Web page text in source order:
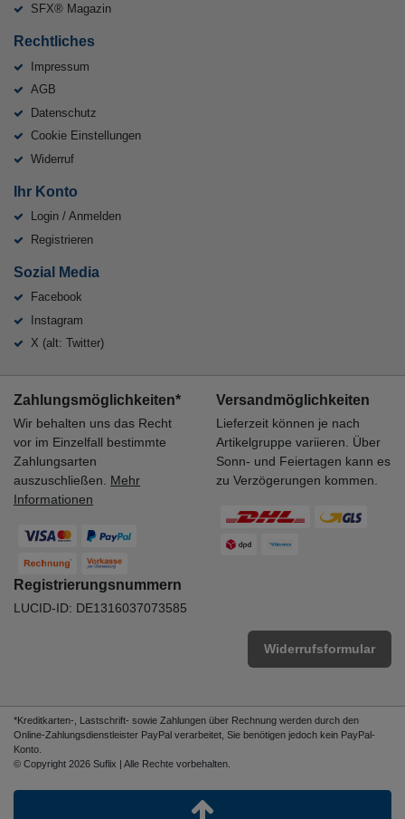
SFX® Magazin
Rechtliches
Impressum
AGB
Datenschutz
Cookie Einstellungen
Widerruf
Ihr Konto
Login / Anmelden
Registrieren
Sozial Media
Facebook
Instagram
X (alt: Twitter)
Zahlungsmöglichkeiten*
Wir behalten uns das Recht
vor im Einzelfall bestimmte
Zahlungsarten
auszuschließen. Mehr
Informationen
Versandmöglichkeiten
Lieferzeit können je nach
Artikelgruppe variieren. Über
Sonn- und Feiertagen kann es
zu Verzögerungen kommen.
Registrierungsnummern
LUCID-ID: DE1316037073585
Widerrufsformular
*Kreditkarten-, Lastschrift- sowie Zahlungen über Rechnung werden durch den
Online-Zahlungsdienstleister PayPal verarbeitet, Sie benötigen jedoch kein PayPal-
Konto.
© Copyright 2026 Suflix | Alle Rechte vorbehalten.